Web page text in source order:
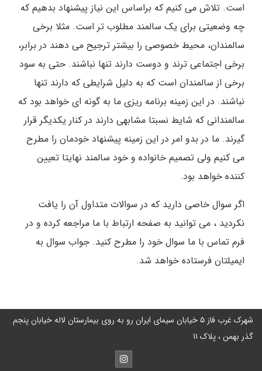
است. تلاش می کنیم که براساس این نیاز پیشنهاد بدهیم که
چه وضعیتی برای یک سالمند مطلوب تر است. مثلا برخی
سالمندان، محیط خصوصی را بیشتر ترجیح می دهند در برابر،
برخی اجتماعی ترند و دوست دارند تنها نباشند. حتی به سود
برخی از سالمندان است که به دلیل شرایطی که دارند تنها
نباشند. در این زمینه برنامه ریزی ما به گونه ای خواهد بود که
سالمندانی که شایط نسبتا مشابهی دارند در کنار یکدیگر قرار
گیرند. ما در بدو امر در این زمینه پیشنهاد خودمان را مطرح
می کنیم ولی تصمیم خانواده و خود سالمند نهایتا تعیین
کننده خواهد بود.
اگر سوال خاصی دارید که در سوالات متداول آن را یافت
نکردید ، می توانید به صفحه ارتباط با ما مراجعه کرده و در
فرم تماس با ما سوال خود را مطرح کنید. جواب سوال به
ایمیلتان فرستاده خواهد شد.
شهرک غرب فاز ۵ خیابان سیمای ایران رو به روی بیمارستان لاله خیابان پنجم
گذر بهمن ، پلاک ۱۱